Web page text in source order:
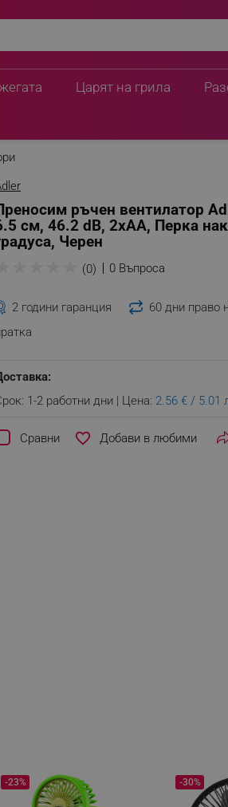
Царят на грила
ръчен вентилатор
см, 46.2 dB, 2xAA, Перка
Черен
(0) 0 Въпроса
2 години гаранция 60 дни право
1-2 работни дни | Цена: 2.56 € / 5.01
Сравни favorite_border
-23% -30%
6.5 см, 46.2 dB,